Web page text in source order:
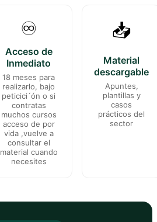
♾️
Acceso de
Inmediato
18 meses para
realizarlo, bajo
peticici´ón o si
contratas
muchos cursos
acceso de por
vida ,vuelve a
consultar el
material cuando
necesites
📥
Material
descargable
Apuntes,
plantillas y
casos
prácticos del
sector